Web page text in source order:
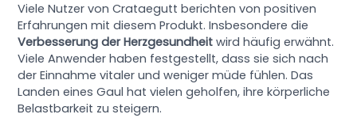
Viele Nutzer von Crataegutt berichten von positiven
Erfahrungen mit diesem Produkt. Insbesondere die
Verbesserung der Herzgesundheit wird häufig erwähnt.
Viele Anwender haben festgestellt, dass sie sich nach
der Einnahme vitaler und weniger müde fühlen. Das
Landen eines Gaul hat vielen geholfen, ihre körperliche
Belastbarkeit zu steigern.